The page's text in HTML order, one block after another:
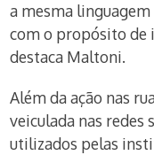
a mesma
com o propósito de
destaca Maltoni.
Além da ação nas
veiculada nas redes
utilizados pelas